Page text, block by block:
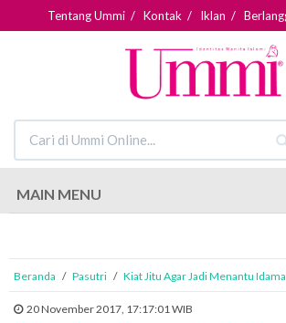
Tentang Ummi / Kontak / Iklan /
MAIN MENU
Beranda / Pasutri / Kiat Jitu Agar Jadi Menantu
20 November 2017, 17:17:01 WIB